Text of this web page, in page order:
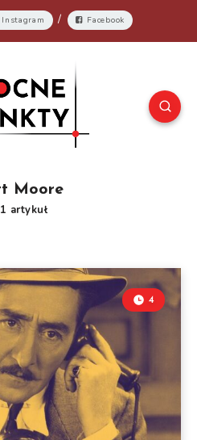
Instagram / Facebook
Moore
1 artykuł
4